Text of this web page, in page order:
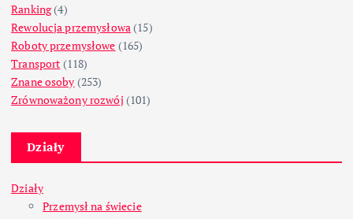
Ranking(4)
Rewolucja przemysłowa (15)
Roboty przemysłowe (165)
Transport (118)
Znane osoby (253)
Zrównoważony rozwój (101)
Działy
Działy
Przemysł na świecie